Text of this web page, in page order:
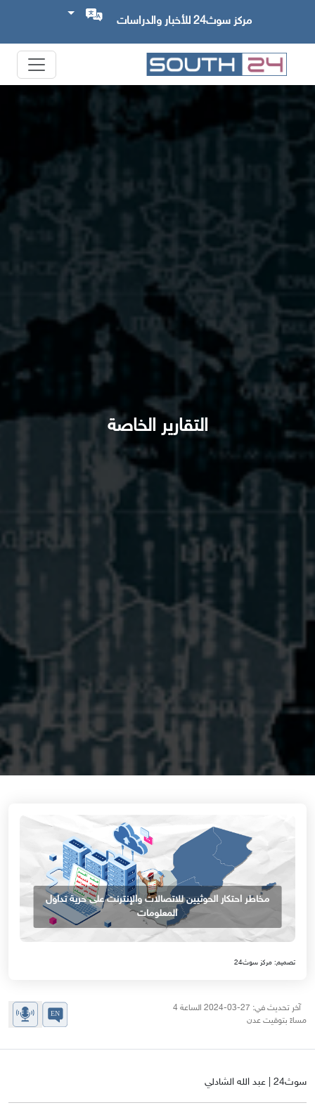
مركز سوث24 للأخبار والدراسات
التقارير الخاصة
مخاطر احتكار الحوثيين للاتصالات والإنترنت على حرية تداول
المعلومات
تصميم: مركز سوث24
آخر تحديث في: 27-03-2024 الساعة 4
مساءً بتوقيت عدن
سوث24 | عبد الله الشادلي